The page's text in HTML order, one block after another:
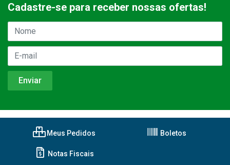
Cadastre-se para receber nossas ofertas!
Meus Pedidos Boletos
Notas Fiscais